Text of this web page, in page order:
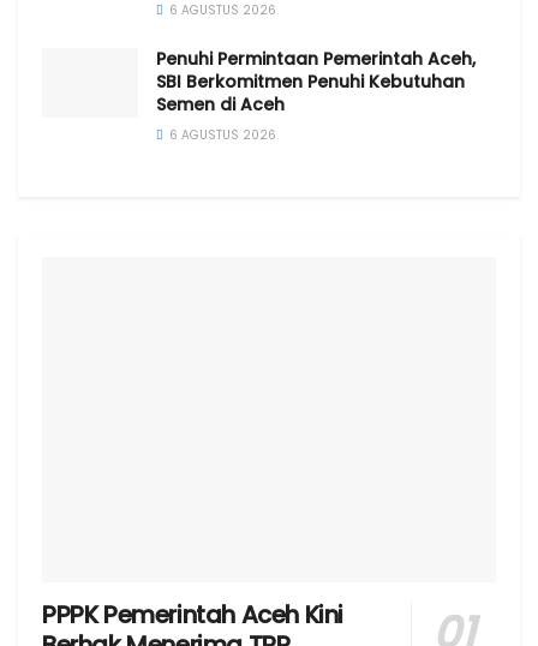
6 AGUSTUS 2026
Penuhi Permintaan Pemerintah Aceh,
SBI Berkomitmen Penuhi Kebutuhan
Semen di Aceh
6 AGUSTUS 2026
PPPK Pemerintah Aceh Kini